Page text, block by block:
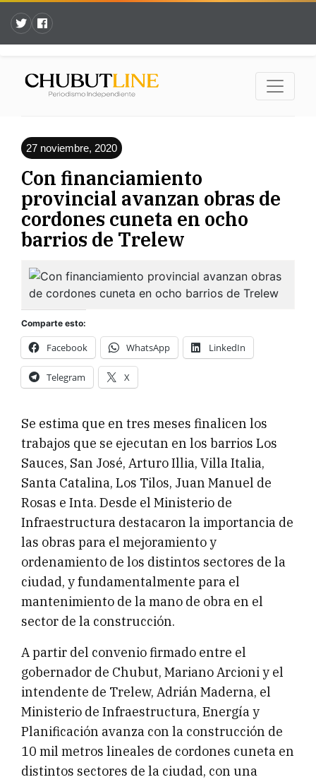
27 noviembre, 2020
Con financiamiento
provincial avanzan obras de
cordones cuneta en ocho
barrios de Trelew
Comparte esto:
Facebook WhatsApp LinkedIn
Telegram X
Se estima que en tres meses finalicen los
trabajos que se ejecutan en los barrios Los
Sauces, San José, Arturo Illia, Villa Italia,
Santa Catalina, Los Tilos, Juan Manuel de
Rosas e Inta. Desde el Ministerio de
Infraestructura destacaron la importancia de
las obras para el mejoramiento y
ordenamiento de los distintos sectores de la
ciudad, y fundamentalmente para el
mantenimiento de la mano de obra en el
sector de la construcción.
A partir del convenio firmado entre el
gobernador de Chubut, Mariano Arcioni y el
intendente de Trelew, Adrián Maderna, el
Ministerio de Infraestructura, Energía y
Planificación avanza con la construcción de
10 mil metros lineales de cordones cuneta en
distintos sectores de la ciudad, con una